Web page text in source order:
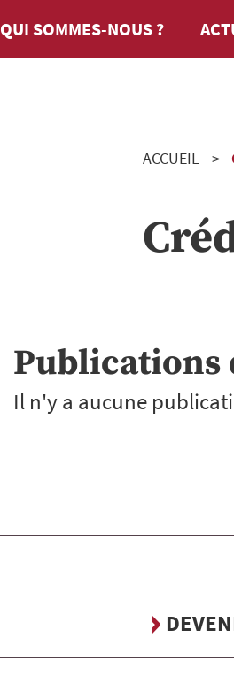
QUI SOMMES-NOUS ?
ACCUEIL
Publications
Il n'y a aucune